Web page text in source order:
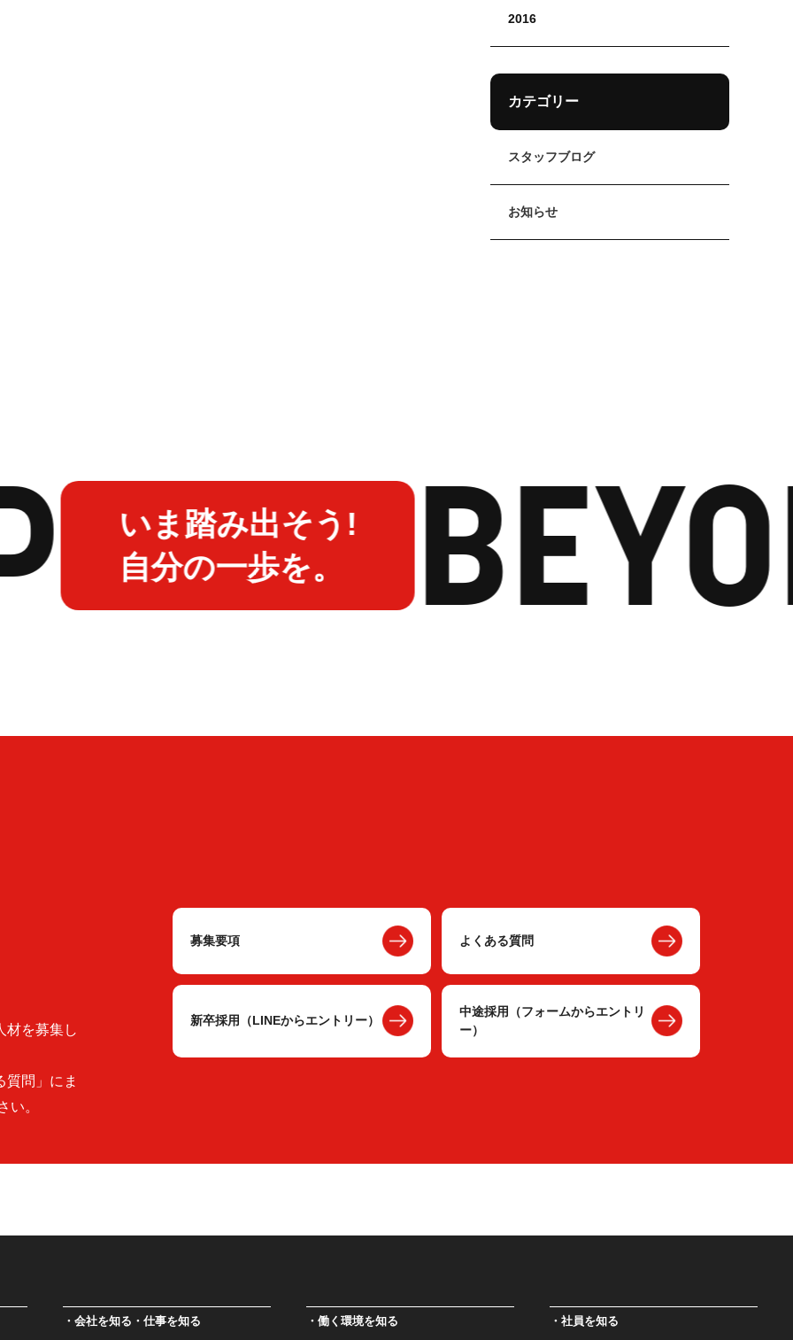
2016
カテゴリー
スタッフブログ
お知らせ
いま踏み出そう!
自分の一歩を。
材を募集し
質問」にま
い。
募集要項 よくある質問
新卒採用（LINEからエントリー）
中途採用（フォームからエントリ
ー）
会社を知る・仕事を知る 働く環境を知る 社員を知る